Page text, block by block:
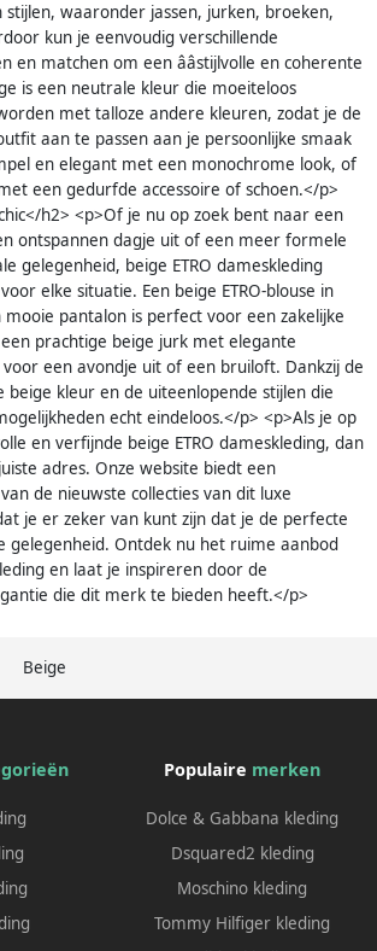
Beige
stijlen, waaronder jassen, jurken, broeken,
kun je eenvoudig verschillende
en matchen om een ââstijlvolle en coherente
is een neutrale kleur die moeiteloos
met talloze andere kleuren, zodat je de
aan te passen aan je persoonlijke smaak
en elegant met een monochrome look, of
een gedurfde accessoire of schoen.</p>
h2> <p>Of je nu op zoek bent naar een
ontspannen dagje uit of een meer formele
gelegenheid, beige ETRO dameskleding
elke situatie. Een beige ETRO-blouse in
pantalon is perfect voor een zakelijke
prachtige beige jurk met elegante
voor een avondje uit of een bruiloft. Dankzij de
beige kleur en de uiteenlopende stijlen die
echt eindeloos.</p> <p>Als je op
en verfijnde beige ETRO dameskleding, dan
adres. Onze website biedt een
de nieuwste collecties van dit luxe
je er zeker van kunt zijn dat je de perfecte
gelegenheid. Ontdek nu het ruime aanbod
en laat je inspireren door de
die dit merk te bieden heeft.</p>
Populaire merken
Dolce & Gabbana kleding
Dsquared2 kleding
Moschino kleding
Tommy Hilfiger kleding